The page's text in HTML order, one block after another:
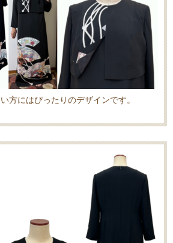
方にはぴったりのデザインです。